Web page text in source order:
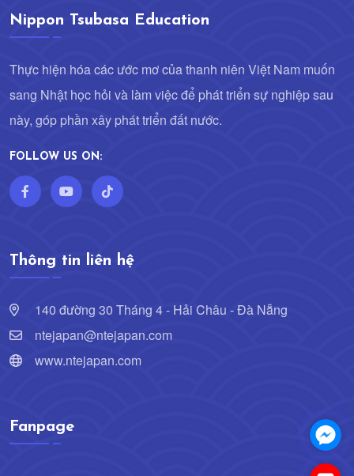
Nippon Tsubasa Education
Thực hiện hóa các ước mơ của thanh niên Việt Nam muốn
sang Nhật học hỏi và làm việc để phát triển sự nghiệp sau
này, góp phần xây phát triển đất nước.
FOLLOW US ON:
Thông tin liên hệ
140 đường 30 Tháng 4 - Hải Châu - Đà Nẵng
ntejapan@ntejapan.com
www.ntejapan.com
Fanpage